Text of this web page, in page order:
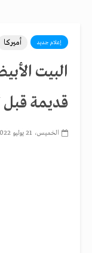
إعلام جديد أميركا
البيت
قديمة قبل
الخميس، 21 يوليو 2022، 9:29 ص